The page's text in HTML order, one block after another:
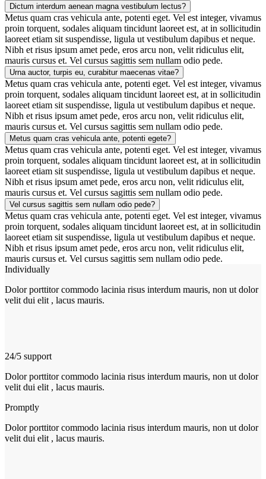
Dictum interdum aenean magna vestibulum lectus?
Metus quam cras vehicula ante, potenti eget. Vel est integer, vivamus
proin torquent, sodales aliquam tincidunt laoreet est, at in sollicitudin
laoreet etiam sit suspendisse, ligula ut vestibulum dapibus et neque.
Nibh et risus ipsum amet pede, eros arcu non, velit ridiculus elit,
mauris cursus et. Vel cursus sagittis sem nullam odio pede.
Urna auctor, turpis eu, curabitur maecenas vitae?
Metus quam cras vehicula ante, potenti eget. Vel est integer, vivamus
proin torquent, sodales aliquam tincidunt laoreet est, at in sollicitudin
laoreet etiam sit suspendisse, ligula ut vestibulum dapibus et neque.
Nibh et risus ipsum amet pede, eros arcu non, velit ridiculus elit,
mauris cursus et. Vel cursus sagittis sem nullam odio pede.
Metus quam cras vehicula ante, potenti egete?
Metus quam cras vehicula ante, potenti eget. Vel est integer, vivamus
proin torquent, sodales aliquam tincidunt laoreet est, at in sollicitudin
laoreet etiam sit suspendisse, ligula ut vestibulum dapibus et neque.
Nibh et risus ipsum amet pede, eros arcu non, velit ridiculus elit,
mauris cursus et. Vel cursus sagittis sem nullam odio pede.
Vel cursus sagittis sem nullam odio pede?
Metus quam cras vehicula ante, potenti eget. Vel est integer, vivamus
proin torquent, sodales aliquam tincidunt laoreet est, at in sollicitudin
laoreet etiam sit suspendisse, ligula ut vestibulum dapibus et neque.
Nibh et risus ipsum amet pede, eros arcu non, velit ridiculus elit,
mauris cursus et. Vel cursus sagittis sem nullam odio pede.
Individually
Dolor porttitor commodo lacinia risus interdum mauris, non ut dolor
velit dui elit , lacus mauris.
24/5 support
Dolor porttitor commodo lacinia risus interdum mauris, non ut dolor
velit dui elit , lacus mauris.
Promptly
Dolor porttitor commodo lacinia risus interdum mauris, non ut dolor
velit dui elit , lacus mauris.